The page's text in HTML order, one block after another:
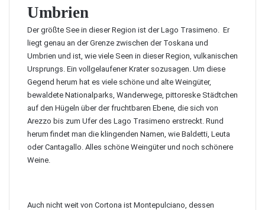
Umbrien
Der größte See in dieser Region ist derLago Trasimeno. Er
liegt genau an der Grenze zwischen der Toskana und
Umbrien und ist, wie viele Seen in dieser Region, vulkanischen
Ursprungs. Ein vollgelaufener Krater sozusagen. Um diese
Gegend herum hat es viele schöne und alte Weingüter,
bewaldete Nationalparks, Wanderwege, pittoreske Städtchen
auf den Hügeln über der fruchtbaren Ebene, die sich von
Arezzo bis zum Ufer des Lago Trasimeno erstreckt. Rund
herum findet man die klingenden Namen, wie Baldetti, Leuta
oder Cantagallo. Alles schöne Weingüter und noch schönere
Weine.
Auch nicht weit von Cortona ist Montepulciano, dessen